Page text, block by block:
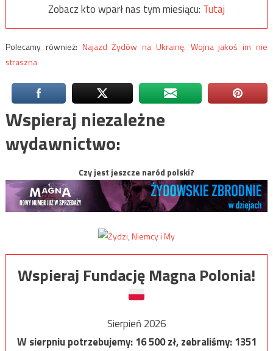
Zobacz kto wparł nas tym miesiącu: Tutaj
Polecamy również: Najazd Żydów na Ukrainę. Wojna jakoś im nie
straszna
Wspieraj niezależne
wydawnictwo:
Czy jest jeszcze naród polski?
Wspieraj Fundację Magna Polonia!
Sierpień 2026
W sierpniu potrzebujemy:16 500zł, zebraliśmy:1351